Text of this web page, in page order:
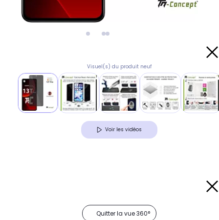
Visuel(s) du produit neuf
Voir les vidéos
Quitter la vue 360°